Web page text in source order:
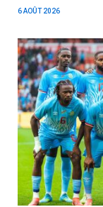
6 AOÛT 2026